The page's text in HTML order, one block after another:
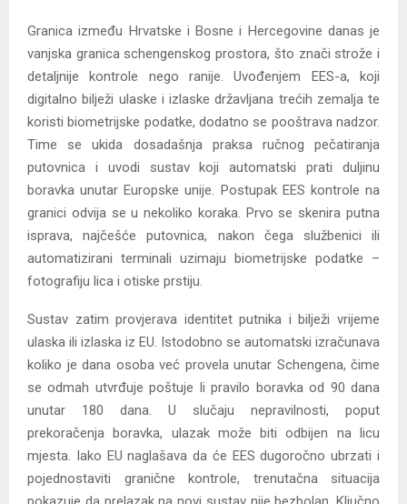
Granica između Hrvatske i Bosne i Hercegovine danas je
vanjska granica schengenskog prostora, što znači strože i
detaljnije kontrole nego ranije. Uvođenjem EES-a, koji
digitalno bilježi ulaske i izlaske državljana trećih zemalja te
koristi biometrijske podatke, dodatno se pooštrava nadzor.
Time se ukida dosadašnja praksa ručnog pečatiranja
putovnica i uvodi sustav koji automatski prati duljinu
boravka unutar Europske unije. Postupak EES kontrole na
granici odvija se u nekoliko koraka. Prvo se skenira putna
isprava, najčešće putovnica, nakon čega službenici ili
automatizirani terminali uzimaju biometrijske podatke –
fotografiju lica i otiske prstiju.
Sustav zatim provjerava identitet putnika i bilježi vrijeme
ulaska ili izlaska iz EU. Istodobno se automatski izračunava
koliko je dana osoba već provela unutar Schengena, čime
se odmah utvrđuje poštuje li pravilo boravka od 90 dana
unutar 180 dana. U slučaju nepravilnosti, poput
prekoračenja boravka, ulazak može biti odbijen na licu
mjesta. Iako EU naglašava da će EES dugoročno ubrzati i
pojednostaviti granične kontrole, trenutačna situacija